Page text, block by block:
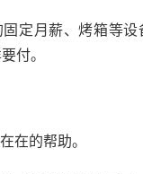
定月薪、烤箱等
付。
在的帮助。